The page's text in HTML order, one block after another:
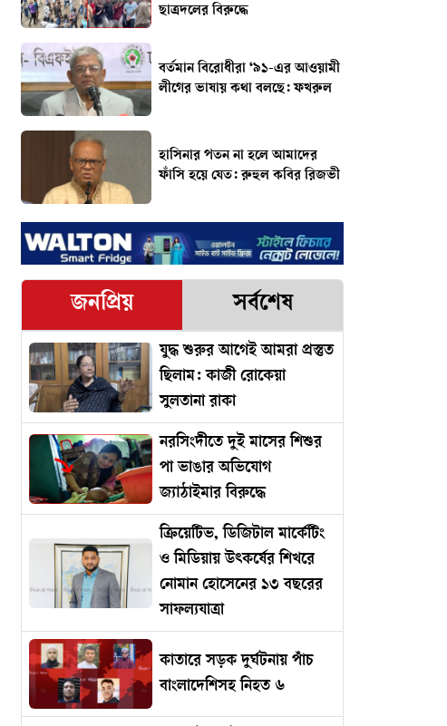
ছাত্রদলের বিরুদ্ধে
বর্তমান বিরোধীরা ‘৯১-এর আওয়ামী
লীগের ভাষায় কথা বলছে: ফখরুল
হাসিনার পতন না হলে আমাদের
ফাঁসি হয়ে যেত: রুহুল কবির রিজভী
জনপ্রিয় সর্বশেষ
যুদ্ধ শুরুর আগেই আমরা প্রস্তুত
ছিলাম: কাজী রোকেয়া
সুলতানা রাকা
নরসিংদীতে দুই মাসের শিশুর
পা ভাঙার অভিযোগ
জ্যাঠাইমার বিরুদ্ধে
ক্রিয়েটিভ, ডিজিটাল মার্কেটিং
ও মিডিয়ায় উৎকর্ষের শিখরে
নোমান হোসেনের ১৩ বছরের
সাফল্যযাত্রা
কাতারে সড়ক দুর্ঘটনায় পাঁচ
বাংলাদেশিসহ নিহত ৬